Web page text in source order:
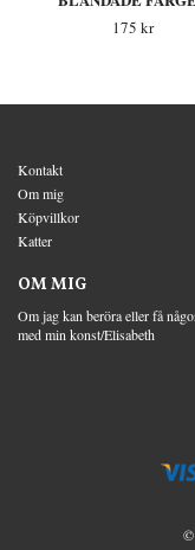
175 kr
Kontakt
Om mig
Köpvillkor
Katter
OM MIG
Om jag kan beröra eller få
med min konst/Elisabeth
©